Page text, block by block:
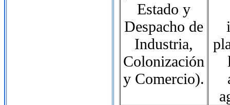
Estado y
Despacho de
Industria,
Colonización
y Comercio).